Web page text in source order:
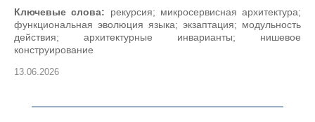
Ключевые слова: рекурсия; микросервисная архитектура;
функциональная эволюция языка; экзаптация; модульность
действия; архитектурные инварианты; нишевое
конструирование
13.06.2026